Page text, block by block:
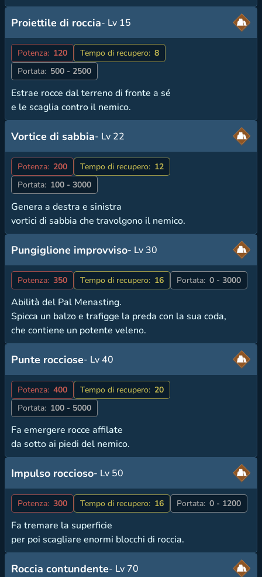
Proiettile di roccia- Lv 15
Potenza: 120 Tempo di recupero: 8
Portata: 500 - 2500
Estrae rocce dal terreno di fronte a sé
e le scaglia contro il nemico.
Vortice di sabbia- Lv 22
Potenza: 200 Tempo di recupero: 12
Portata: 100 - 3000
Genera a destra e sinistra
vortici di sabbia che travolgono il nemico.
Pungiglione improvviso- Lv 30
Potenza: 350 Tempo di recupero: 16 Portata: 0 - 3000
Abilità del Pal Menasting.
Spicca un balzo e trafigge la preda con la sua coda,
che contiene un potente veleno.
Punte rocciose- Lv 40
Potenza: 400 Tempo di recupero: 20
Portata: 100 - 5000
Fa emergere rocce affilate
da sotto ai piedi del nemico.
Impulso roccioso- Lv 50
Potenza: 300 Tempo di recupero: 16 Portata: 0 - 1200
Fa tremare la superficie
per poi scagliare enormi blocchi di roccia.
Roccia contundente- Lv 70